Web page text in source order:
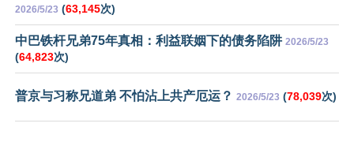
2026/5/23 (63,145次)
中巴铁杆兄弟75年真相：利益联姻下的债务陷阱 2026/5/23
(64,823次)
普京与习称兄道弟 不怕沾上共产厄运？ 2026/5/23 (78,039次)